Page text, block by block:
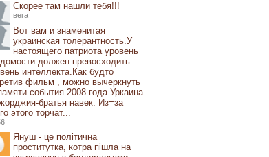
Скорее там нашли тебя!!!
вега
Вот вам и знаменитая
украинская толерантность.У
настоящего патриота уровень
должен превосходить
интеллекта.Как будто
фильм , можно вычеркнуть
события 2008 года.Уркаина
братья навек. Из=за
этого торчат...
Януш - це політична
проститутка, котра пішла на